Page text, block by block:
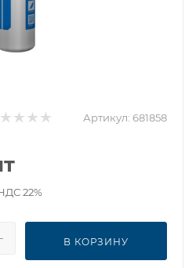
Артикул: 681858
22%
В КОРЗИНУ